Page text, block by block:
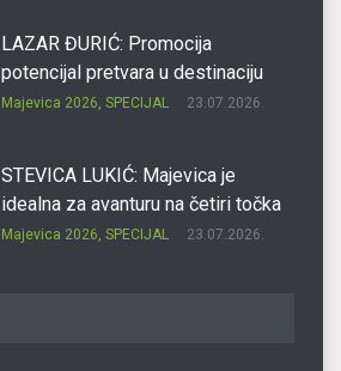
LAZAR ĐURIĆ: Promocija
potencijal pretvara u destinaciju
Majevica 2026, SPECIJAL 23.07.2026.
STEVICA LUKIĆ: Majevica je
idealna za avanturu na četiri točka
Majevica 2026, SPECIJAL 23.07.2026.